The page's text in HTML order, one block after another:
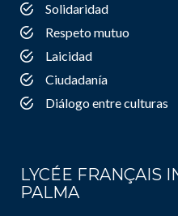
Solidaridad
Respeto mutuo
Laicidad
Ciudadanía
Diálogo entre culturas
LYCÉE FRANÇAIS
PALMA